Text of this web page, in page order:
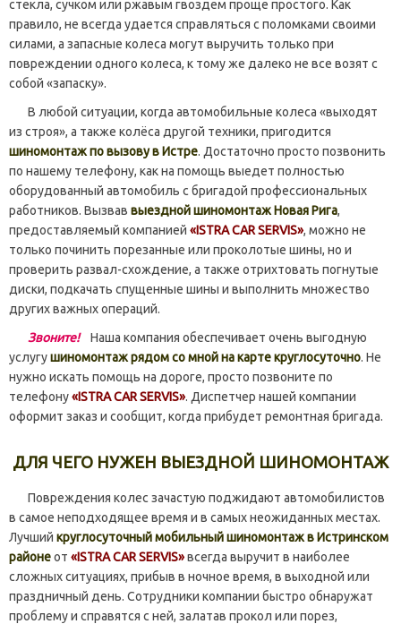
стекла, сучком или ржавым гвоздем проще простого. Как
правило, не всегда удается справляться с поломками своими
силами, а запасные колеса могут выручить только при
повреждении одного колеса, к тому же далеко не все возят с
собой «запаску».
В любой ситуации, когда автомобильные колеса «выходят
из строя», а также колёса другой техники, пригодится
шиномонтаж по вызову в Истре. Достаточно просто позвонить
по нашему телефону, как на помощь выедет полностью
оборудованный автомобиль с бригадой профессиональных
работников. Вызвав выездной шиномонтаж Новая Рига,
предоставляемый компанией «ISTRA CAR SERVIS», можно не
только починить порезанные или проколотые шины, но и
проверить развал-схождение, а также отрихтовать погнутые
диски, подкачать спущенные шины и выполнить множество
других важных операций.
Звоните!
Наша компания обеспечивает очень выгодную
услугушиномонтаж рядом со мной на карте круглосуточно. Не
нужно искать помощь на дороге, просто позвоните по
телефону«ISTRA CAR SERVIS». Диспетчер нашей компании
оформит заказ и сообщит, когда прибудет ремонтная бригада.
ДЛЯ ЧЕГО НУЖЕН ВЫЕЗДНОЙ ШИНОМОНТАЖ
Повреждения колес зачастую поджидают автомобилистов
в самое неподходящее время и в самых неожиданных местах.
Лучший круглосуточный мобильный шиномонтаж в Истринском
районеот «ISTRA CAR SERVIS»всегда выручит в наиболее
сложных ситуациях, прибыв в ночное время, в выходной или
праздничный день. Сотрудники компании быстро обнаружат
проблему и справятся с ней, залатав прокол или порез,